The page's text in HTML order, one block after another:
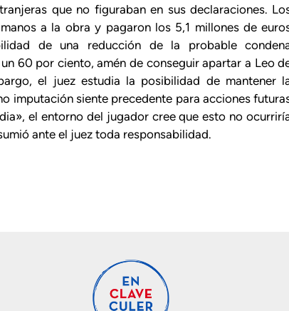
que no figuraban en sus declaraciones.
a la obra y pagaron los 5,1 millones de
de una reducción de la probable
60 por ciento, amén de conseguir apartar a Leo
el juez estudia la posibilidad de mantener
imputación siente precedente para acciones
el entorno del jugador cree que esto no
ante el juez toda responsabilidad.